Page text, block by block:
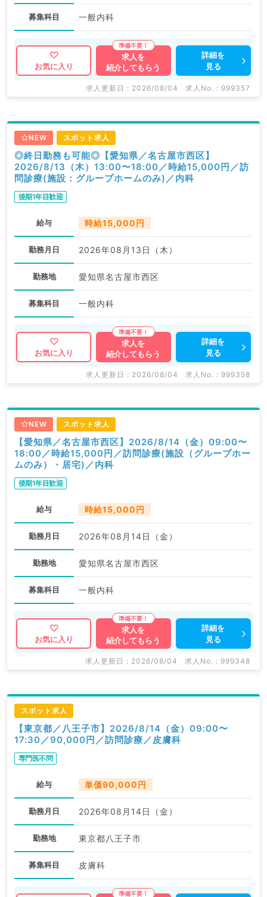
募集科目 一般内科
お気に入り
求人を
紹介してもらう
詳細を
見る
求人更新日 : 2026/08/04 求人No. : 999357
NEW スポット求人
◎終日勤務も可能◎【愛知県／名古屋市西区】
2026/8/13（木）13:00〜18:00／時給15,000円／訪
問診療(施設：グループホームのみ)／内科
後期1年目歓迎
給与 時給15,000円
勤務月日 2026年08月13日（木）
勤務地 愛知県名古屋市西区
募集科目 一般内科
お気に入り
求人を
紹介してもらう
詳細を
見る
求人更新日 : 2026/08/04 求人No. : 999358
NEW スポット求人
【愛知県／名古屋市西区】2026/8/14（金）09:00〜
18:00／時給15,000円／訪問診療(施設（グループホー
ムのみ）・居宅)／内科
後期1年目歓迎
給与 時給15,000円
勤務月日 2026年08月14日（金）
勤務地 愛知県名古屋市西区
募集科目 一般内科
お気に入り
求人を
紹介してもらう
詳細を
見る
求人更新日 : 2026/08/04 求人No. : 999348
スポット求人
【東京都／八王子市】2026/8/14（金）09:00〜
17:30／90,000円／訪問診療／皮膚科
専門医不問
給与 単価90,000円
勤務月日 2026年08月14日（金）
勤務地 東京都八王子市
募集科目 皮膚科